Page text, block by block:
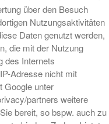
über den Besuch
Nutzungsaktivitäten
Daten genutzt werden,
die mit der Nutzung
des Internets
Adresse nicht mit
Google unter
partners weitere
bereit, so bspw. auch zu